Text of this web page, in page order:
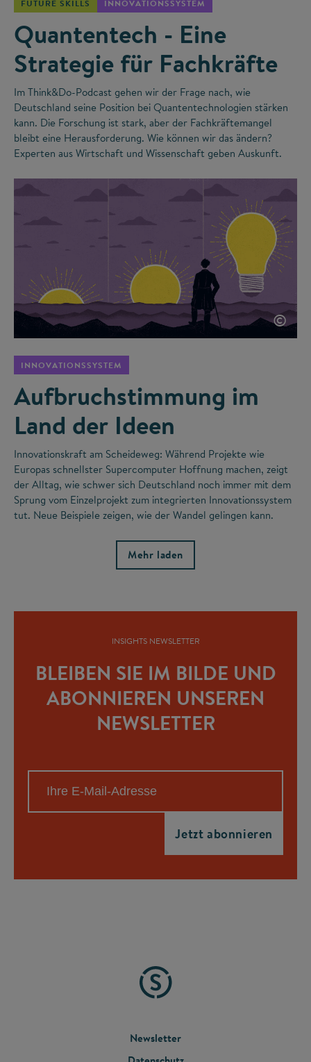
FUTURE SKILLS INNOVATIONSSYSTEM
Quantentech - Eine
Strategie für Fachkräfte
Im Think&Do-Podcast gehen wir der Frage nach, wie
Deutschland seine Position bei Quantentechnologien stärken
kann. Die Forschung ist stark, aber der Fachkräftemangel
bleibt eine Herausforderung. Wie können wir das ändern?
Experten aus Wirtschaft und Wissenschaft geben Auskunft.
©
INNOVATIONSSYSTEM
Aufbruchstimmung im
Land der Ideen
Innovationskraft am Scheideweg: Während Projekte wie
Europas schnellster Supercomputer Hoffnung machen, zeigt
der Alltag, wie schwer sich Deutschland noch immer mit dem
Sprung vom Einzelprojekt zum integrierten Innovationssystem
tut. Neue Beispiele zeigen, wie der Wandel gelingen kann.
Mehr laden
INSIGHTS NEWSLETTER
BLEIBEN SIE IM BILDE UND
ABONNIEREN UNSEREN
NEWSLETTER
FOOTER
Newsletter